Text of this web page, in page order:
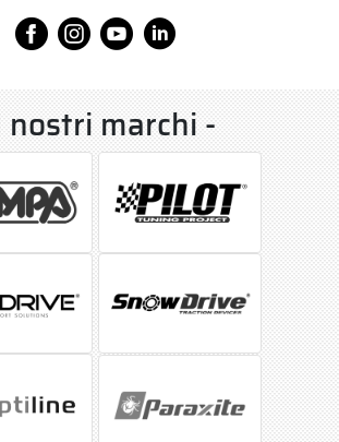
nostri marchi -